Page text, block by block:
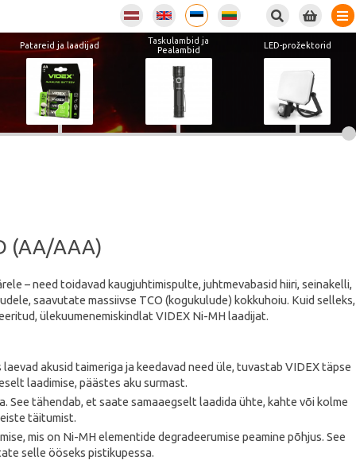
Patareid ja laadijad
Taskulambid ja
Pealambid
LED-prožektorid
(AA/AAA)
– need toidavad kaugjuhtimispulte, juhtmevabasid hiiri, seinakelli,
saavutate massiivse TCO (kogukulude) kokkuhoiu. Kuid selleks,
ülekuumenemiskindlat VIDEX Ni-MH laadijat.
akusid taimeriga ja keedavad need üle, tuvastab VIDEX täpse
laadimise, päästes aku surmast.
See tähendab, et saate samaaegselt laadida ühte, kahte või kolme
täitumist.
mis on Ni-MH elementide degradeerumise peamine põhjus. See
selle ööseks pistikupessa.